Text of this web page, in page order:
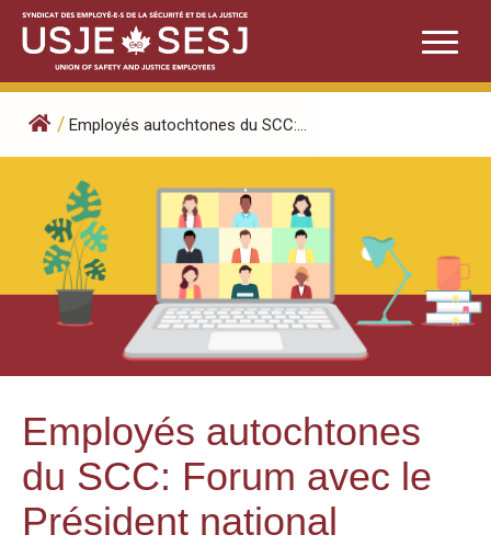
Skip
content
/ Employés autochtones du SCC:...
Employés autochtones
du SCC: Forum avec le
Président national